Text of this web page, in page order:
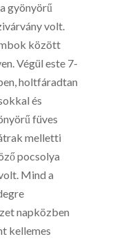
gyönyörű
volt.
között
Végül este 7-
holtfáradtan
és
füves
melletti
pocsolya
Mind a
napközben
kellemes